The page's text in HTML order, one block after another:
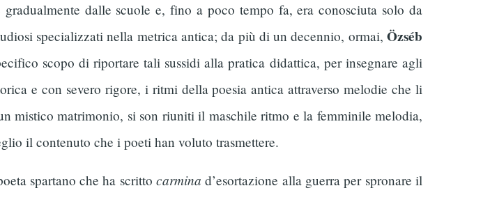
dalle scuole e, fino a poco tempo fa, era conosciuta solo da
specializzati nella metrica antica; da più di un decennio, ormai, Özséb
scopo di riportare tali sussidi alla pratica didattica, per insegnare agli
e con severo rigore, i ritmi della poesia antica attraverso melodie che li
mistico matrimonio, si son riuniti il maschile ritmo e la femminile melodia,
il contenuto che i poeti han voluto trasmettere.
spartano che ha scrittocarmina d’esortazione alla guerra per spronare il